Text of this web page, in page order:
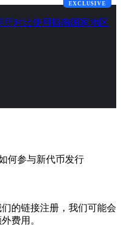
所对比使用指南国家地区
何参与新代币发行
的链接注册，我们可能会
费用。
EXCLUSIVE